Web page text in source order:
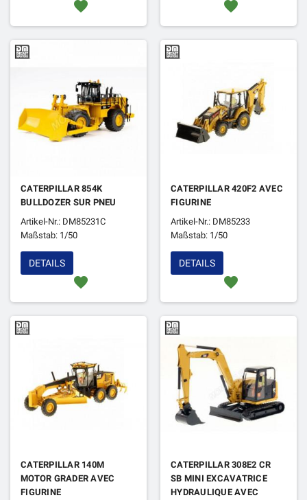
favorite favorite
CATERPILLAR 854K
BULLDOZER SUR PNEU
Artikel-Nr.: DM85231C
Maßstab: 1/50
favorite
DETAILS
CATERPILLAR 420F2 AVEC
FIGURINE
Artikel-Nr.: DM85233
Maßstab: 1/50
favorite
DETAILS
CATERPILLAR 140M
MOTOR GRADER AVEC
FIGURINE
CATERPILLAR 308E2 CR
SB MINI EXCAVATRICE
HYDRAULIQUE AVEC